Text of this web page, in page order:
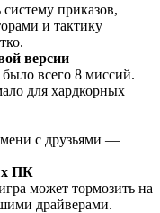
приказов,
и тактику
версии
всего 8 миссий.
для хардкорных
с друзьями —
ПК
может тормозить на
драйверами.